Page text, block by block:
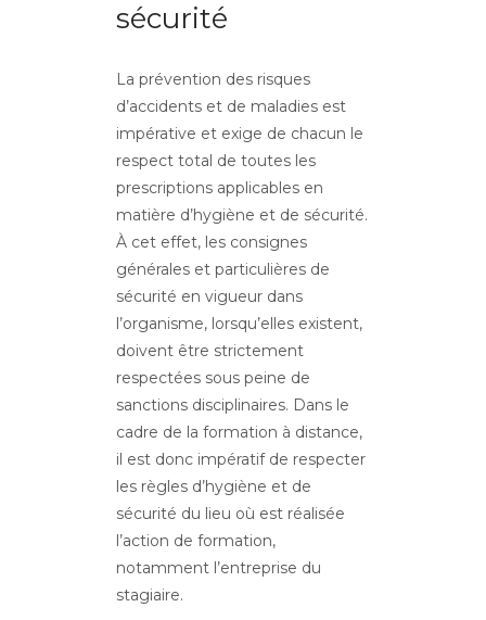
sécurité
La prévention des risques
d’accidents et de maladies est
impérative et exige de chacun le
respect total de toutes les
prescriptions applicables en
matière d’hygiène et de sécurité.
À cet effet, les consignes
générales et particulières de
sécurité en vigueur dans
l’organisme, lorsqu’elles existent,
doivent être strictement
respectées sous peine de
sanctions disciplinaires. Dans le
cadre de la formation à distance,
il est donc impératif de respecter
les règles d’hygiène et de
sécurité du lieu où est réalisée
l’action de formation,
notamment l’entreprise du
stagiaire.